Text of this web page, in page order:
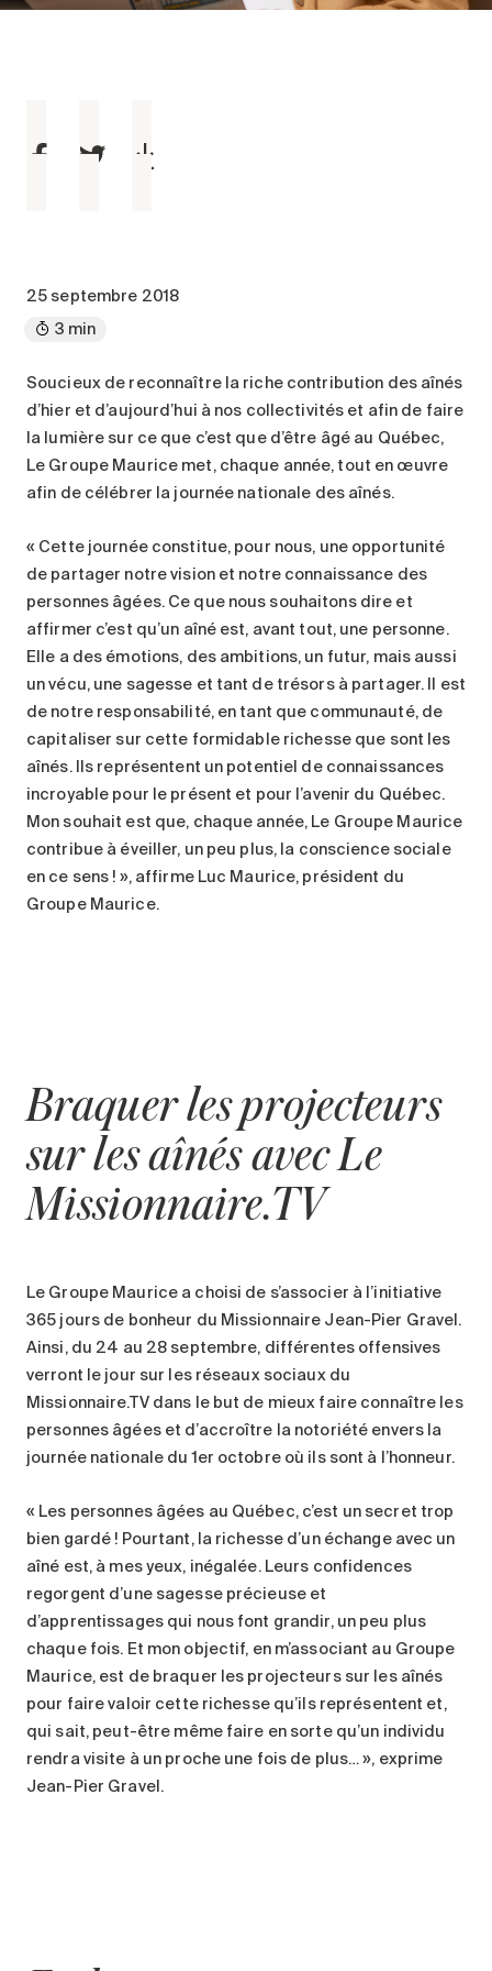
Courte durée
Emplois
Rechercher&nbsp;:
25 septembre 2018
3 min
Soucieux de reconnaître la riche contribution des aînés
d’hier et d’aujourd’hui à nos collectivités et afin de faire
la lumière sur ce que c’est que d’être âgé au Québec,
Le Groupe Maurice met, chaque année, tout en œuvre
afin de célébrer la journée nationale des aînés.
« Cette journée constitue, pour nous, une opportunité
de partager notre vision et notre connaissance des
personnes âgées. Ce que nous souhaitons dire et
affirmer c’est qu’un aîné est, avant tout, une personne.
Elle a des émotions, des ambitions, un futur, mais aussi
un vécu, une sagesse et tant de trésors à partager. Il est
de notre responsabilité, en tant que communauté, de
capitaliser sur cette formidable richesse que sont les
aînés. Ils représentent un potentiel de connaissances
incroyable pour le présent et pour l’avenir du Québec.
Mon souhait est que, chaque année, Le Groupe Maurice
contribue à éveiller, un peu plus, la conscience sociale
en ce sens ! », affirme Luc Maurice, président du
Groupe Maurice.
Braquer les projecteurs
sur les aînés avec Le
Missionnaire.TV
Le Groupe Maurice a choisi de s’associer à l’initiative
365 jours de bonheur du Missionnaire Jean-Pier Gravel.
Ainsi, du 24 au 28 septembre, différentes offensives
verront le jour sur les réseaux sociaux du
Missionnaire.TV dans le but de mieux faire connaître les
personnes âgées et d’accroître la notoriété envers la
journée nationale du 1er octobre où ils sont à l’honneur.
« Les personnes âgées au Québec, c’est un secret trop
bien gardé ! Pourtant, la richesse d’un échange avec un
aîné est, à mes yeux, inégalée. Leurs confidences
regorgent d’une sagesse précieuse et
d’apprentissages qui nous font grandir, un peu plus
chaque fois. Et mon objectif, en m’associant au Groupe
Maurice, est de braquer les projecteurs sur les aînés
pour faire valoir cette richesse qu’ils représentent et,
qui sait, peut-être même faire en sorte qu’un individu
rendra visite à un proche une fois de plus… », exprime
Jean-Pier Gravel.